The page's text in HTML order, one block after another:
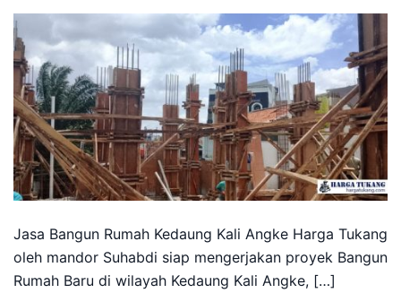
Jasa Bangun Rumah Kedaung Kali Angke Harga Tukang
oleh mandor Suhabdi siap mengerjakan proyek Bangun
Rumah Baru di wilayah Kedaung Kali Angke, […]